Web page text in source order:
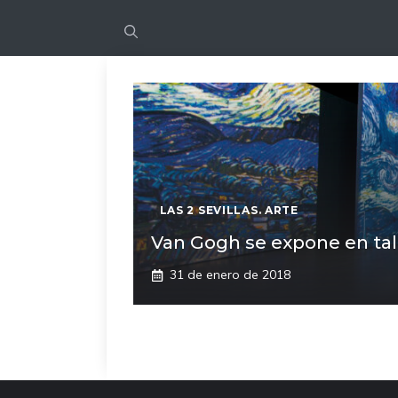
LAS 2 SEVILLAS. ARTE
Van Gogh se expone en
31 de enero de 2018